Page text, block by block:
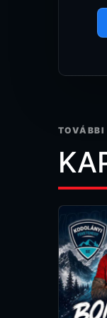
TOVÁBBI